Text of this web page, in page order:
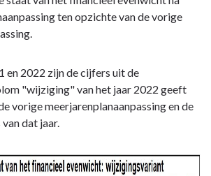
ten opzichte van de vorige
en 2022 zijn de cijfers uit de
"wijziging" van het jaar 2022 geeft
vorige meerjarenplanaanpassing en de
dat jaar.